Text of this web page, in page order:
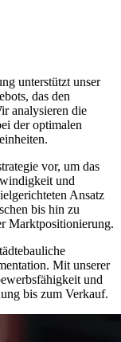
unterstützt unser
das den
analysieren die
der optimalen
vor, um das
und
Ansatz
bis hin zu
Marktpositionierung.
Mit unserer
und
bis zum Verkauf.